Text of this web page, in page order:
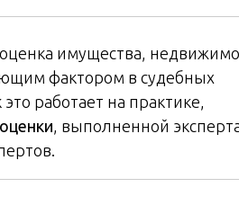
имущества,
фактором в судебных
работает на практике,
, выполненной